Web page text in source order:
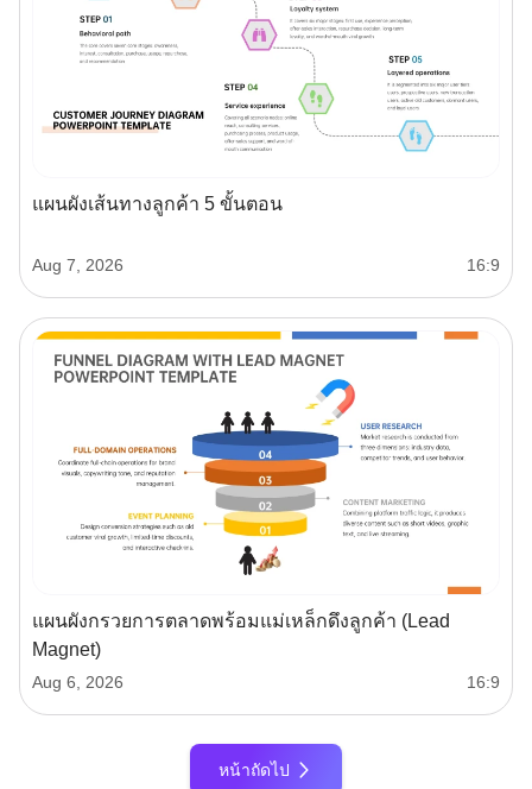
แผนผังเส้นทางลูกค้า 5 ขั้นตอน
Aug 7, 2026 16:9
แผนผังกรวยการตลาดพร้อมแม่เหล็กดึงลูกค้า (Lead
Magnet)
Aug 6, 2026 16:9
หน้าถัดไป